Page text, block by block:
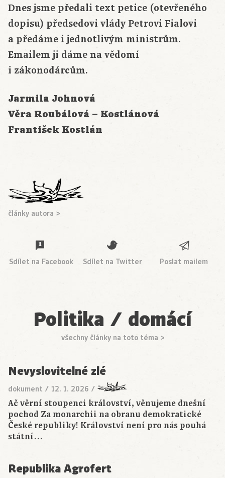
Dnes jsme předali text petice (otevřeného
dopisu) předsedovi vlády Petrovi Fialovi
a předáme i jednotlivým ministrům.
Emailem ji dáme na vědomí
i zákonodárcům.
Jarmila Johnová
Věra Roubálová – Kostlánová
František Kostlán
články autora >
Sdílet na Facebook Sdílet na Twitter Poslat mailem
Politika / domácí
všechny články na toto téma >
Nevyslovitelné zlé
dokument / 12. 1. 2026 /
Ač věrní stoupenci království, věnujeme dnešní
pochod Za monarchii na obranu demokratické
České republiky! Království není pro nás pouhá
státní…
Republika Agrofert